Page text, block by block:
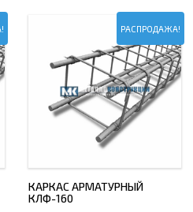
РАСПРОДАЖА!
КАРКАС АРМАТУРНЫЙ
КЛФ-160